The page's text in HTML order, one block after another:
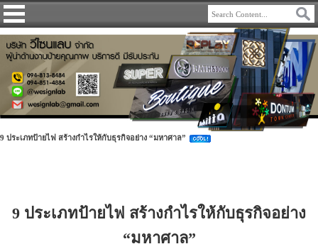
9 ประเภทป้ายไฟ สร้างกำไรให้กับธุรกิจอย่าง “มหาศาล”
9 ประเภทป้ายไฟ สร้างกำไรให้กับธุรกิจอย่าง
“มหาศาล”